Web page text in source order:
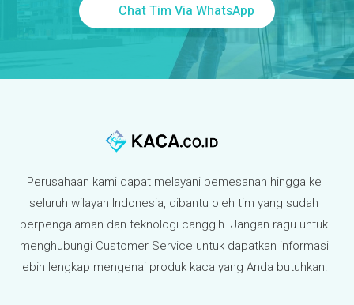
Chat Tim Via WhatsApp
Perusahaan kami dapat melayani pemesanan hingga ke
seluruh wilayah Indonesia, dibantu oleh tim yang sudah
berpengalaman dan teknologi canggih. Jangan ragu untuk
menghubungi Customer Service untuk dapatkan informasi
lebih lengkap mengenai produk kaca yang Anda butuhkan.